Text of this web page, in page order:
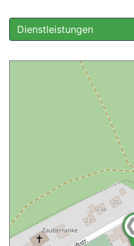
Dienstleistungen